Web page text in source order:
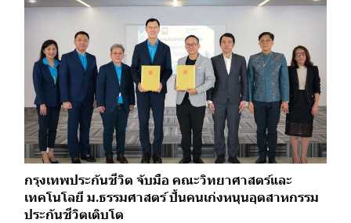
กรุงเทพประกันชีวิต จับมือ คณะวิทยาศาสตร์และ
เทคโนโลยี ม.ธรรมศาสตร์ ปั้นคนเก่งหนุนอุตสาหกรรม
ประกันชีวิตเติบโต